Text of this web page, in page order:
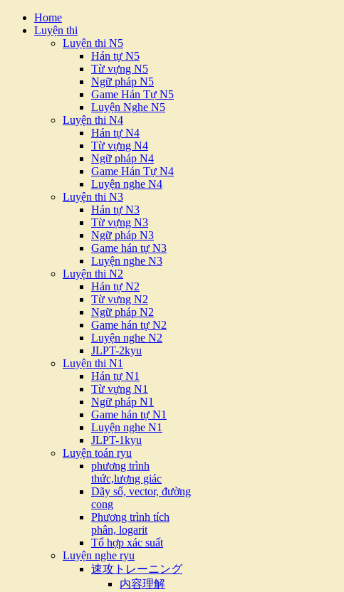
Home
Luyện thi
Luyện thi N5
Hán tự N5
Từ vựng N5
Ngữ pháp N5
Game Hán Tự N5
Luyện Nghe N5
Luyện thi N4
Hán tự N4
Từ vựng N4
Ngữ pháp N4
Game Hán Tự N4
Luyện nghe N4
Luyện thi N3
Hán tự N3
Từ vựng N3
Ngữ pháp N3
Game hán tự N3
Luyện nghe N3
Luyện thi N2
Hán tự N2
Từ vựng N2
Ngữ pháp N2
Game hán tự N2
Luyện nghe N2
JLPT-2kyu
Luyện thi N1
Hán tự N1
Từ vựng N1
Ngữ pháp N1
Game hán tự N1
Luyện nghe N1
JLPT-1kyu
Luyện toán ryu
phương trình
thức,lượng giác
Dãy số, vector, đường
cong
Phương trình tích
phân, logarit
Tổ hợp xác suất
Luyện nghe ryu
速攻トレーニング
内容理解